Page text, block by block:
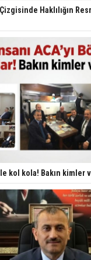
Haklılığın
kol kola! Bakın kimler